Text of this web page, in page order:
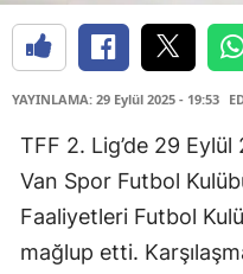
YAYINLAMA: 29 Eylül 2025 - 19:53
TFF 2. Lig’de 29
Van Spor Futbol
Faaliyetleri Futbol
mağlup etti.